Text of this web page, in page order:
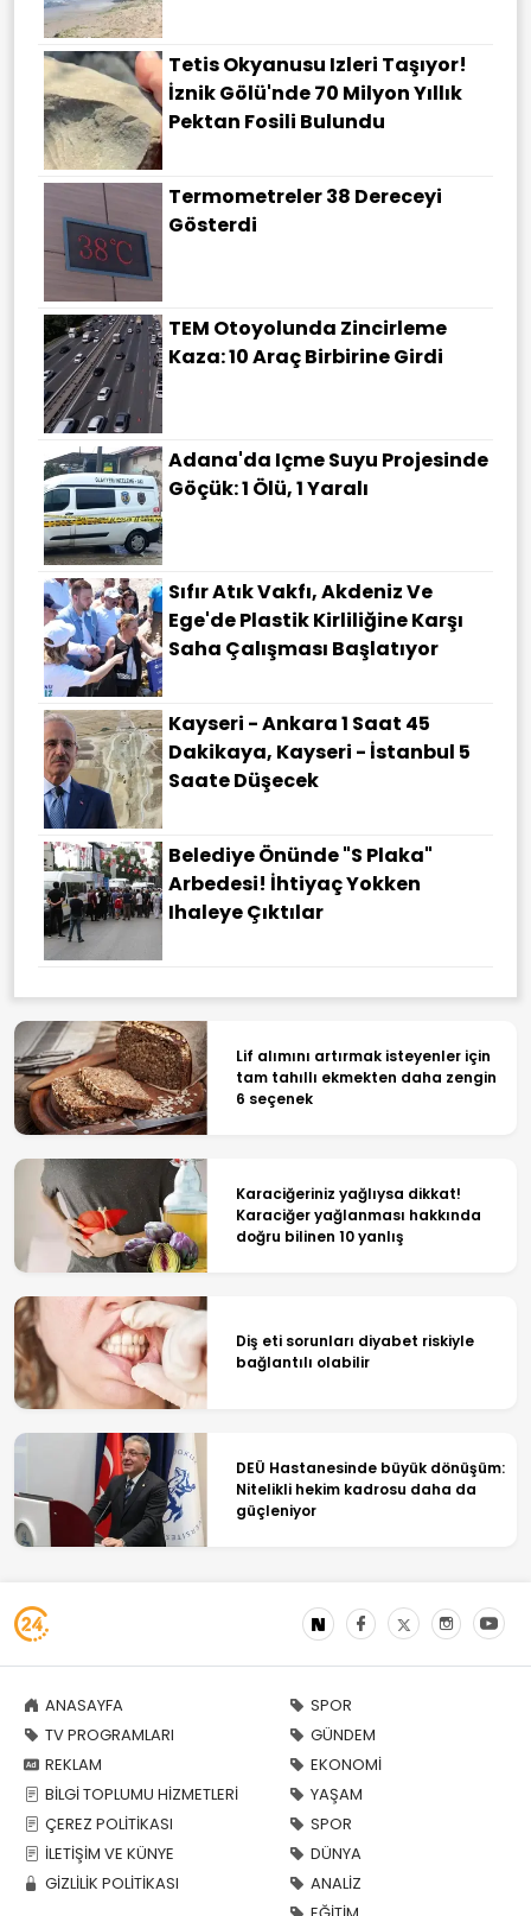
Tetis Okyanusu Izleri Taşıyor!
İznik Gölü'nde 70 Milyon Yıllık
Pektan Fosili Bulundu
Termometreler 38 Dereceyi
Gösterdi
TEM Otoyolunda Zincirleme
Kaza: 10 Araç Birbirine Girdi
Adana'da Içme Suyu Projesinde
Göçük: 1 Ölü, 1 Yaralı
Sıfır Atık Vakfı, Akdeniz Ve
Ege'de Plastik Kirliliğine Karşı
Saha Çalışması Başlatıyor
Kayseri - Ankara 1 Saat 45
Dakikaya, Kayseri - İstanbul 5
Saate Düşecek
Belediye Önünde "S Plaka"
Arbedesi! İhtiyaç Yokken
Ihaleye Çıktılar
Lif alımını artırmak isteyenler için
tam tahıllı ekmekten daha zengin
6 seçenek
Karaciğeriniz yağlıysa dikkat!
Karaciğer yağlanması hakkında
doğru bilinen 10 yanlış
Diş eti sorunları diyabet riskiyle
bağlantılı olabilir
DEÜ Hastanesinde büyük dönüşüm:
Nitelikli hekim kadrosu daha da
güçleniyor
ANASAYFA
TV PROGRAMLARI
REKLAM
BİLGİ TOPLUMU HİZMETLERİ
ÇEREZ POLİTİKASI
İLETİŞİM VE KÜNYE
GİZLİLİK POLİTİKASI
SPOR
GÜNDEM
EKONOMİ
YAŞAM
SPOR
DÜNYA
ANALİZ